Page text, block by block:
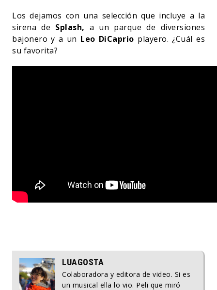
Los dejamos con una selección que incluye a la
sirena de Splash, a un parque de diversiones
bajonero y a un Leo DiCaprio playero. ¿Cuál es
su favorita?
LUAGOSTA
Colaboradora y editora de video. Si es
un musical ella lo vio. Peli que miró